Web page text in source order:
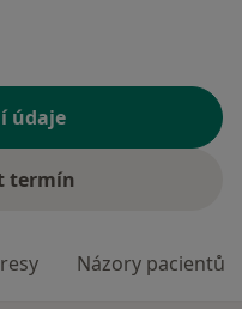
údaje
termín
Názory pacientů